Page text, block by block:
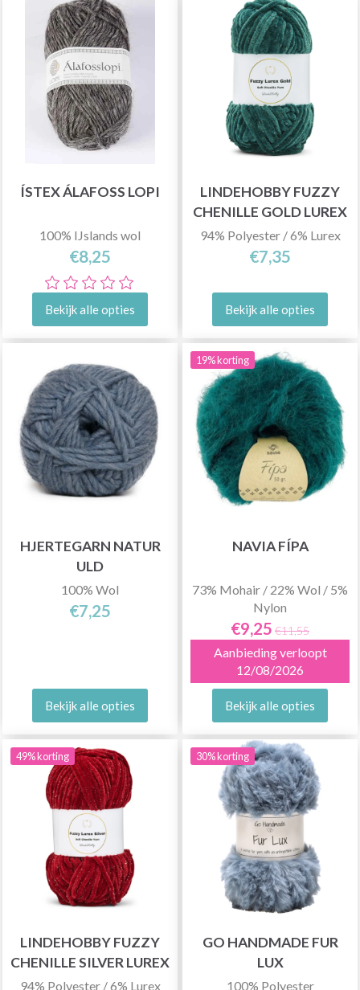
ÍSTEX ÁLAFOSS LOPI
100% IJslands wol
€8,25
Bekijk alle opties
LINDEHOBBY FUZZY
CHENILLE GOLD LUREX
94% Polyester / 6% Lurex
€7,35
Bekijk alle opties
HJERTEGARN NATUR
ULD
100% Wol
€7,25
Bekijk alle opties
19% korting
NAVIA FÍPA
73% Mohair / 22% Wol / 5%
Nylon
€9,25 €11,55
Aanbieding verloopt
12/08/2026
Bekijk alle opties
49% korting
LINDEHOBBY FUZZY
CHENILLE SILVER LUREX
94% Polyester / 6% Lurex
30% korting
GO HANDMADE FUR
LUX
100% Polyester